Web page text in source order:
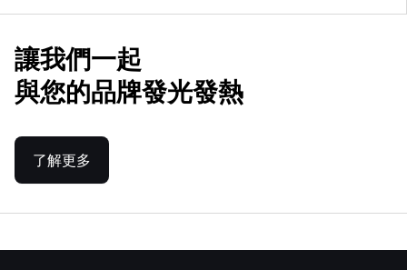
讓我們一起
與您的品牌發光發熱
了解更多